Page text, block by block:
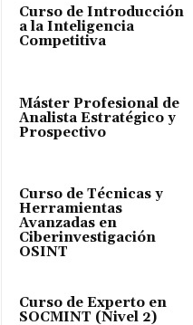
Curso de Introducción
a la Inteligencia
Competitiva
Máster Profesional de
Analista Estratégico y
Prospectivo
Curso de Técnicas y
Herramientas
Avanzadas en
Ciberinvestigación
OSINT
Curso de Experto en
SOCMINT (Nivel 2)